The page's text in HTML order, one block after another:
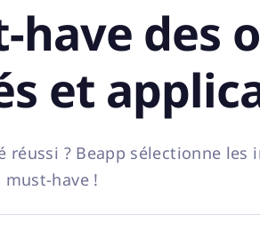
have des
et
réussi ? Beapp sélectionne
have !